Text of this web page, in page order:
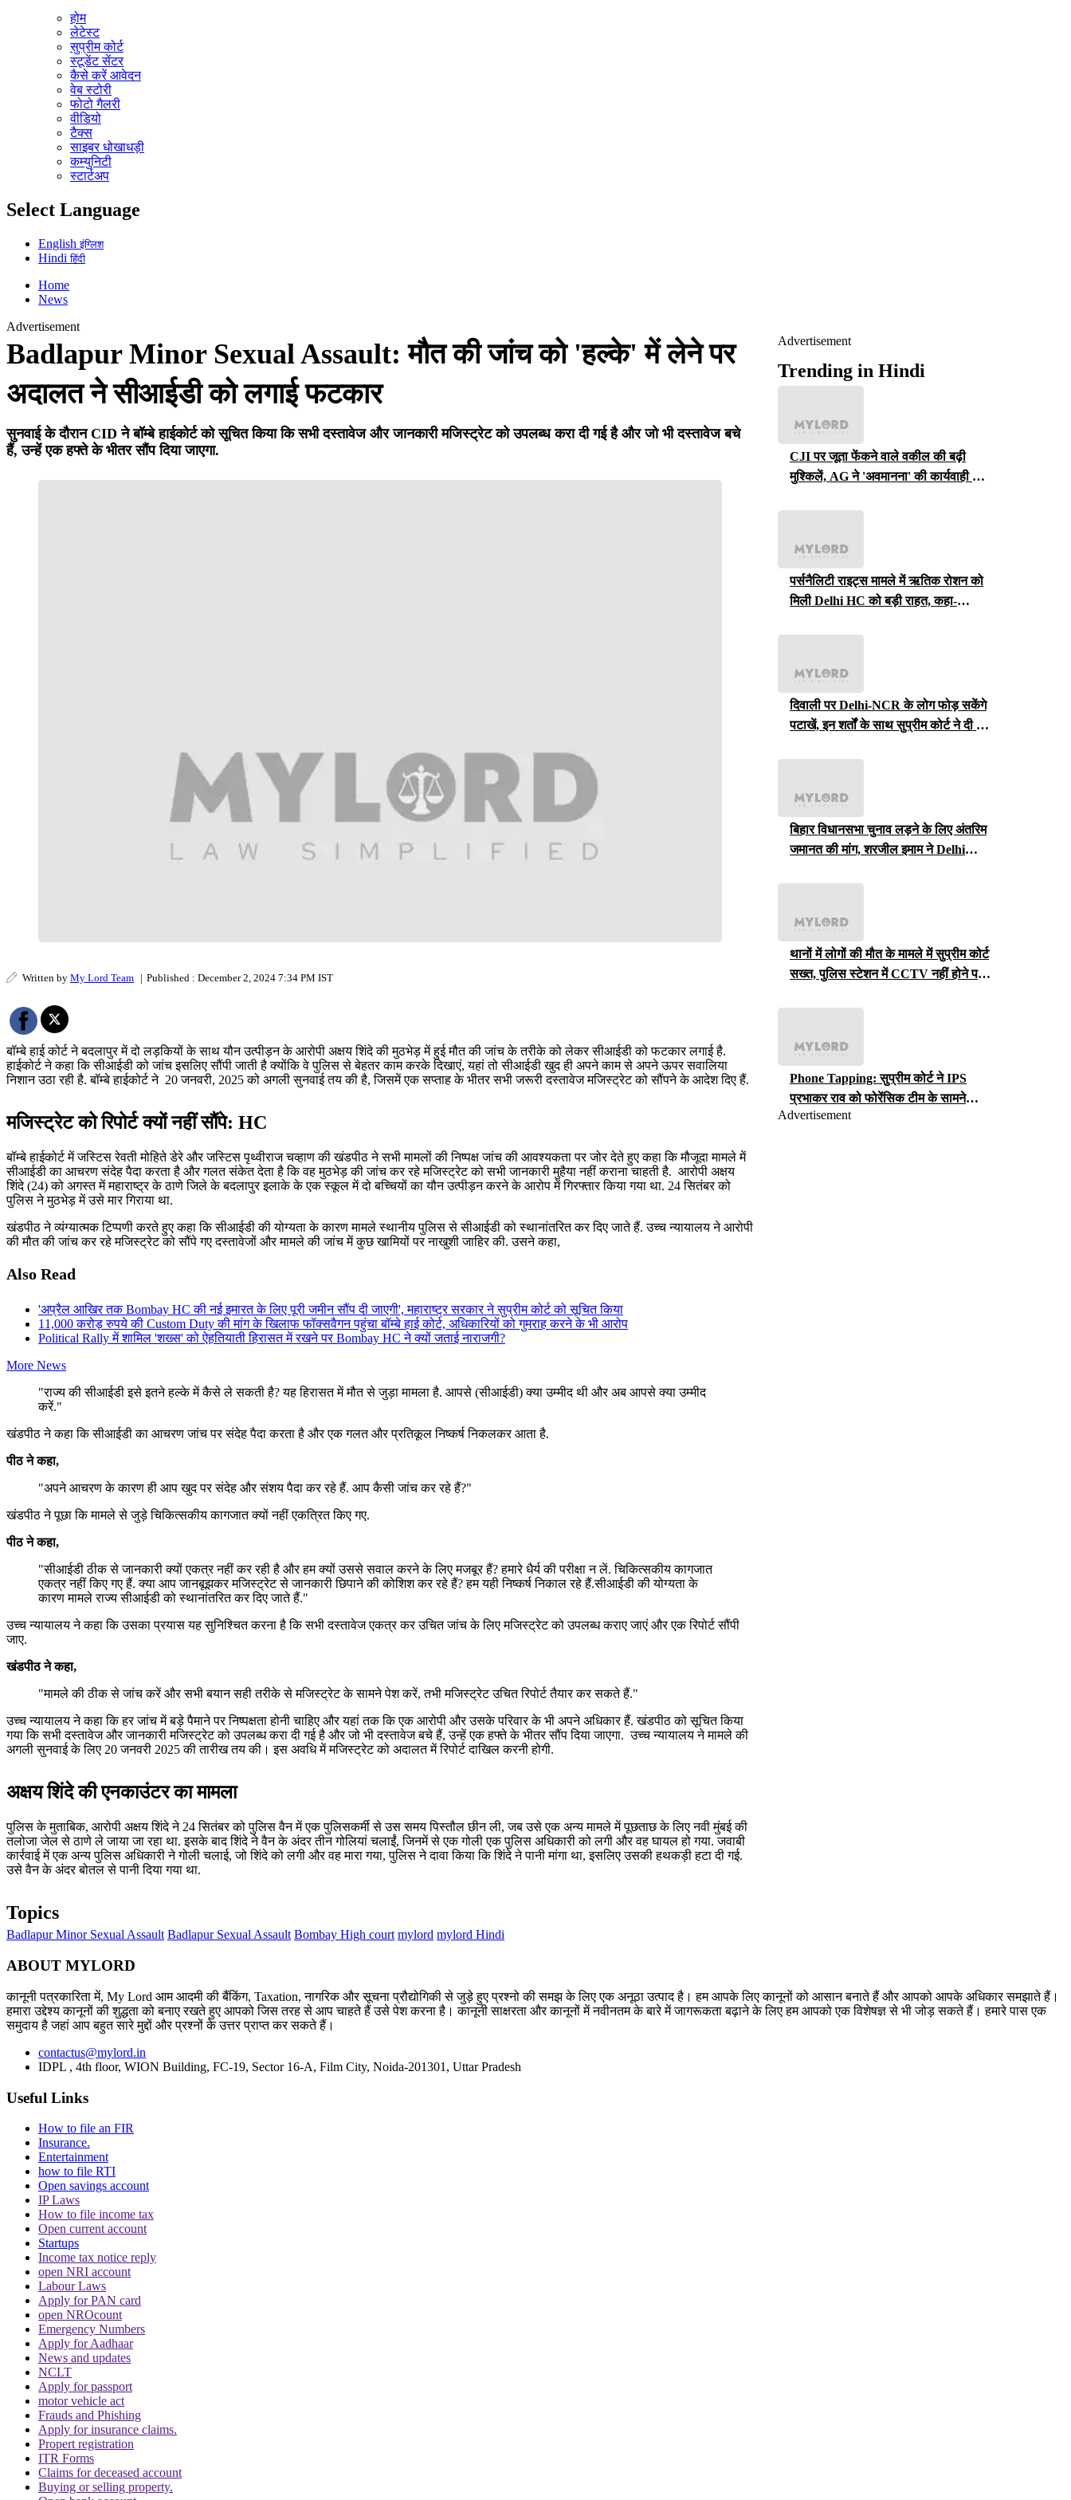
होम
लेटेस्ट
सुप्रीम कोर्ट
स्टूडेंट सेंटर
कैसे करें आवेदन
वेब स्टोरी
फोटो गैलरी
वीडियो
टैक्स
साइबर धोखाधड़ी
कम्युनिटी
स्टार्टअप
Select Language
Englishइंग्लिश
Hindiहिंदी
Home
News
Advertisement
Badlapur Minor Sexual Assault: मौत की जांच को 'हल्के' में लेने पर
अदालत ने सीआईडी ​​को लगाई फटकार
सुनवाई के दौरान CID ने बॉम्बे हाईकोर्ट को सूचित किया कि सभी दस्तावेज और जानकारी मजिस्ट्रेट को उपलब्ध करा दी गई है और जो भी दस्तावेज बचे
हैं, उन्हें एक हफ्ते के भीतर सौंप दिया जाएगा.
Written by My Lord Team | Published : December 2, 2024 7:34 PM IST
बॉम्बे हाई कोर्ट ने बदलापुर में दो लड़कियों के साथ यौन उत्पीड़न के आरोपी अक्षय शिंदे की मुठभेड़ में हुई मौत की जांच के तरीके को लेकर सीआईडी को फटकार लगाई है.
हाईकोर्ट ने कहा कि सीआईडी को जांच इसलिए सौंपी जाती है क्योंकि वे पुलिस से बेहतर काम करके दिखाएं, यहां तो सीआईडी खुद ही अपने काम से अपने ऊपर सवालिया
निशान उठा रही है. बॉम्बे हाईकोर्ट ने 20 जनवरी, 2025 को अगली सुनवाई तय की है, जिसमें एक सप्ताह के भीतर सभी जरूरी दस्तावेज मजिस्ट्रेट को सौंपने के आदेश दिए हैं.
मजिस्ट्रेट को रिपोर्ट क्यों नहीं सौंपे: HC
बॉम्बे हाईकोर्ट में जस्टिस रेवती मोहिते डेरे और जस्टिस पृथ्वीराज चव्हाण की खंडपीठ ने सभी मामलों की निष्पक्ष जांच की आवश्यकता पर जोर देते हुए कहा कि मौजूदा मामले में
सीआईडी ​​का आचरण संदेह पैदा करता है और गलत संकेत देता है कि वह मुठभेड़ की जांच कर रहे मजिस्ट्रेट को सभी जानकारी मुहैया नहीं कराना चाहती है. आरोपी अक्षय
शिंदे (24) को अगस्त में महाराष्ट्र के ठाणे जिले के बदलापुर इलाके के एक स्कूल में दो बच्चियों का यौन उत्पीड़न करने के आरोप में गिरफ्तार किया गया था. 24 सितंबर को
पुलिस ने मुठभेड़ में उसे मार गिराया था.
खंडपीठ ने व्यंग्यात्मक टिप्पणी करते हुए कहा कि सीआईडी ​​की योग्यता के कारण मामले स्थानीय पुलिस से सीआईडी ​​को स्थानांतरित कर दिए जाते हैं. उच्च न्यायालय ने आरोपी
की मौत की जांच कर रहे मजिस्ट्रेट को सौंपे गए दस्तावेजों और मामले की जांच में कुछ खामियों पर नाखुशी जाहिर की. उसने कहा,
Also Read
'अप्रैल आखिर तक Bombay HC की नई इमारत के लिए पूरी जमीन सौंप दी जाएगी', महाराष्ट्र सरकार ने सुप्रीम कोर्ट को सूचित किया
11,000 करोड़ रुपये की Custom Duty की मांग के खिलाफ फॉक्सवैगन पहुंचा बॉम्बे हाई कोर्ट, अधिकारियों को गुमराह करने के भी आरोप
Political Rally में शामिल 'शख्स' को ऐहतियाती हिरासत में रखने पर Bombay HC ने क्यों जताई नाराजगी?
More News
"राज्य की सीआईडी ​​इसे इतने हल्के में कैसे ले सकती है? यह हिरासत में मौत से जुड़ा मामला है. आपसे (सीआईडी) क्या उम्मीद थी और अब आपसे क्या उम्मीद
करें."
खंडपीठ ने कहा कि सीआईडी ​​का आचरण जांच पर संदेह पैदा करता है और एक गलत और प्रतिकूल निष्कर्ष निकलकर आता है.
पीठ ने कहा,
"अपने आचरण के कारण ही आप खुद पर संदेह और संशय पैदा कर रहे हैं. आप कैसी जांच कर रहे हैं?"
खंडपीठ ने पूछा कि मामले से जुड़े चिकित्सकीय कागजात क्यों नहीं एकत्रित किए गए.
पीठ ने कहा,
"सीआईडी ​​ठीक से जानकारी क्यों एकत्र नहीं कर रही है और हम क्यों उससे सवाल करने के लिए मजबूर हैं? हमारे धैर्य की परीक्षा न लें. चिकित्सकीय कागजात
एकत्र नहीं किए गए हैं. क्या आप जानबूझकर मजिस्ट्रेट से जानकारी छिपाने की कोशिश कर रहे हैं? हम यही निष्कर्ष निकाल रहे हैं.सीआईडी ​​की योग्यता के
कारण मामले राज्य सीआईडी ​​को स्थानांतरित कर दिए जाते हैं."
उच्च न्यायालय ने कहा कि उसका प्रयास यह सुनिश्चित करना है कि सभी दस्तावेज एकत्र कर उचित जांच के लिए मजिस्ट्रेट को उपलब्ध कराए जाएं और एक रिपोर्ट सौंपी
जाए.
खंडपीठ ने कहा,
"मामले की ठीक से जांच करें और सभी बयान सही तरीके से मजिस्ट्रेट के सामने पेश करें, तभी मजिस्ट्रेट उचित रिपोर्ट तैयार कर सकते हैं."
उच्च न्यायालय ने कहा कि हर जांच में बड़े पैमाने पर निष्पक्षता होनी चाहिए और यहां तक ​​कि एक आरोपी और उसके परिवार के भी अपने अधिकार हैं. खंडपीठ को सूचित किया
गया कि सभी दस्तावेज और जानकारी मजिस्ट्रेट को उपलब्ध करा दी गई है और जो भी दस्तावेज बचे हैं, उन्हें एक हफ्ते के भीतर सौंप दिया जाएगा. उच्च न्यायालय ने मामले की
अगली सुनवाई के लिए 20 जनवरी 2025 की तारीख तय की। इस अवधि में मजिस्ट्रेट को अदालत में रिपोर्ट दाखिल करनी होगी.
अक्षय शिंदे की एनकाउंटर का मामला
पुलिस के मुताबिक, आरोपी अक्षय शिंदे ने 24 सितंबर को पुलिस वैन में एक पुलिसकर्मी से उस समय पिस्तौल छीन ली, जब उसे एक अन्य मामले में पूछताछ के लिए नवी मुंबई की
तलोजा जेल से ठाणे ले जाया जा रहा था. इसके बाद शिंदे ने वैन के अंदर तीन गोलियां चलाईं, जिनमें से एक गोली एक पुलिस अधिकारी को लगी और वह घायल हो गया. जवाबी
कार्रवाई में एक अन्य पुलिस अधिकारी ने गोली चलाई, जो शिंदे को लगी और वह मारा गया, पुलिस ने दावा किया कि शिंदे ने पानी मांगा था, इसलिए उसकी हथकड़ी हटा दी गई.
उसे वैन के अंदर बोतल से पानी दिया गया था.
Topics
Badlapur Minor Sexual Assault Badlapur Sexual Assault Bombay High court mylord mylord Hindi
Advertisement
Trending in Hindi
CJI पर जूता फेंकने वाले वकील की बढ़ी
मुश्किलें, AG ने 'अवमानना' की कार्यवाही शुरू
पर्सनैलिटी राइट्स मामले में ऋतिक रोशन को
मिली Delhi HC को बड़ी राहत, कहा-
दिवाली पर Delhi-NCR के लोग फोड़ सकेंगे
पटाखें, इन शर्तों के साथ सुप्रीम कोर्ट ने दी ये
बिहार विधानसभा चुनाव लड़ने के लिए अंतरिम
जमानत की मांग, शरजील इमाम ने Delhi
थानों में लोगों की मौत के मामले में सुप्रीम कोर्ट
सख्त, पुलिस स्टेशन में CCTV नहीं होने पर
Phone Tapping: सुप्रीम कोर्ट ने IPS
प्रभाकर राव को फोरेंसिक टीम के सामने
iCloud पासवर्ड सौंपने का आदेश, जानें क्या
Advertisement
ABOUT MYLORD
कानूनी पत्रकारिता में, My Lord आम आदमी की बैंकिंग, Taxation, नागरिक और सूचना प्रौद्योगिकी से जुड़े हुए प्रश्नो की समझ के लिए एक अनूठा उत्पाद है। हम आपके लिए कानूनों को आसान बनाते हैं और आपको आपके अधिकार समझाते हैं।
हमारा उद्देश्य कानूनों की शुद्धता को बनाए रखते हुए आपको जिस तरह से आप चाहते हैं उसे पेश करना है। कानूनी साक्षरता और कानूनों में नवीनतम के बारे में जागरूकता बढ़ाने के लिए हम आपको एक विशेषज्ञ से भी जोड़ सकते हैं। हमारे पास एक
समुदाय है जहां आप बहुत सारे मुद्दों और प्रश्नों के उत्तर प्राप्त कर सकते हैं।
contactus@mylord.in
IDPL , 4th floor, WION Building, FC-19, Sector 16-A, Film City, Noida-201301, Uttar Pradesh
Useful Links
How to file an FIR
Insurance.
Entertainment
how to file RTI
Open savings account
IP Laws
How to file income tax
Open current account
Startups
Income tax notice reply
open NRI account
Labour Laws
Apply for PAN card
open NROcount
Emergency Numbers
Apply for Aadhaar
News and updates
NCLT
Apply for passport
motor vehicle act
Frauds and Phishing
Apply for insurance claims.
Propert registration
ITR Forms
Claims for deceased account
Buying or selling property.